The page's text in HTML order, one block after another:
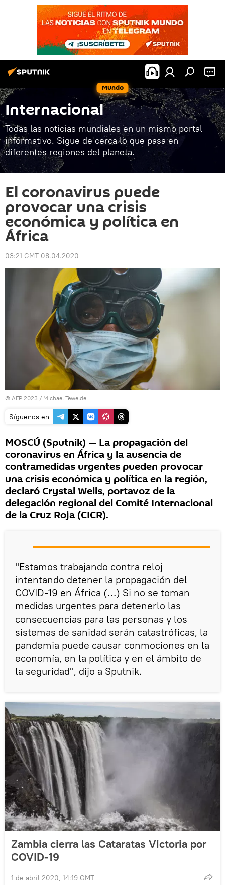
Mundo
Internacional
Todas las noticias mundiales en un mismo portal
informativo. Sigue de cerca lo que pasa en
diferentes regiones del planeta.
El coronavirus puede
provocar una crisis
económica y política en
África
03:21 GMT 08.04.2020
© AFP 2023 / Michael Tewelde
Síguenos en
MOSCÚ (Sputnik) — La propagación del
coronavirus en África y la ausencia de
contramedidas urgentes pueden provocar
una crisis económica y política en la región,
declaró Crystal Wells, portavoz de la
delegación regional del Comité Internacional
de la Cruz Roja (CICR).
"Estamos trabajando contra reloj
intentando detener la propagación del
COVID-19 en África (…) Si no se toman
medidas urgentes para detenerlo las
consecuencias para las personas y los
sistemas de sanidad serán catastróficas, la
pandemia puede causar conmociones en la
economía, en la política y en el ámbito de
la seguridad", dijo a Sputnik.
Zambia cierra las Cataratas Victoria por
COVID-19
1 de abril 2020, 14:19 GMT